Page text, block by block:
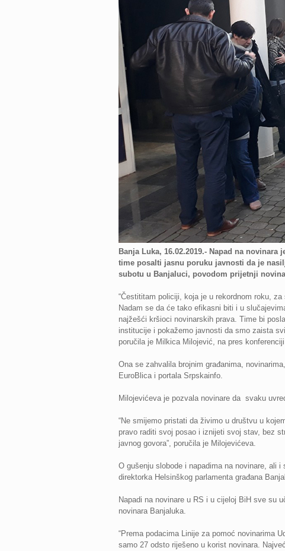
Banja Luka, 16.02.2019.- Napad na
time posalti jasnu poruku javnosti da je
subotu u Banjaluci, povodom prijetnji
“Čestititam policiji, koja je u rekordnom roku,
Nadam se da će tako efikasni biti i u
najžešći kršioci novinarskih prava. Time bi
institucije i pokažemo javnosti da smo zaista
poručila je Milkica Milojević, na pres
Ona se zahvalila brojnim građanima,
EuroBlica i portala Srpskainfo.
Milojevićeva je pozvala novinare da svaku
“Ne smijemo pristati da živimo u društvu u
pravo raditi svoj posao i iznijeti svoj stav, bez
javnog govora”, poručila je Milojevićeva.
O gušenju slobode i napadima na novinare, ali
direktorka Helsinškog parlamenta građana
Napadi na novinare u RS i u cijeloj BiH sve su
novinara Banjaluka.
“Prema podacima Linije za pomoć novinarima
samo 27 odsto riješeno u korist novinara.